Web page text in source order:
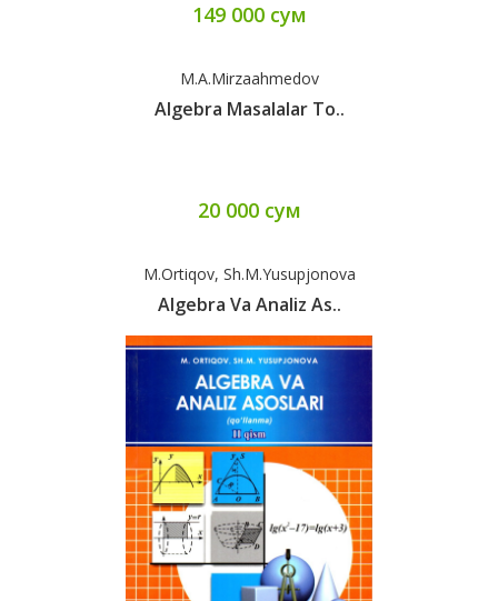
149 000 сум
M.A.Mirzaahmedov
Algebra Masalalar To..
20 000 сум
M.Ortiqov, Sh.M.Yusupjonova
Algebra Va Analiz As..